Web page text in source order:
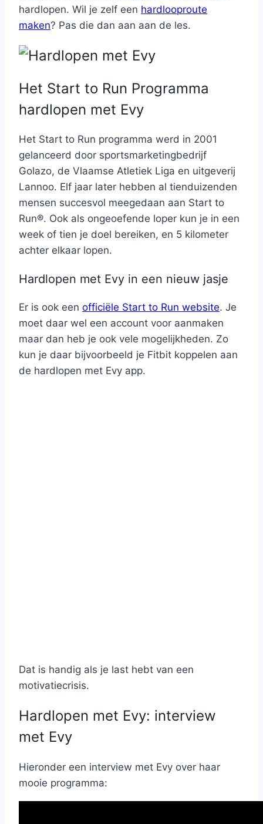
hardlopen. Wil je zelf een hardlooproute
maken? Pas die dan aan aan de les.
Het Start to Run Programma
hardlopen met Evy
Het Start to Run programma werd in 2001
gelanceerd door sportsmarketingbedrijf
Golazo, de Vlaamse Atletiek Liga en uitgeverij
Lannoo. Elf jaar later hebben al tienduizenden
mensen succesvol meegedaan aan Start to
Run®. Ook als ongeoefende loper kun je in een
week of tien je doel bereiken, en 5 kilometer
achter elkaar lopen.
Hardlopen met Evy in een nieuw jasje
Er is ook een officiële Start to Run website. Je
moet daar wel een account voor aanmaken
maar dan heb je ook vele mogelijkheden. Zo
kun je daar bijvoorbeeld je Fitbit koppelen aan
de hardlopen met Evy app.
Dat is handig als je last hebt van een
motivatiecrisis.
Hardlopen met Evy: interview
met Evy
Hieronder een interview met Evy over haar
mooie programma: